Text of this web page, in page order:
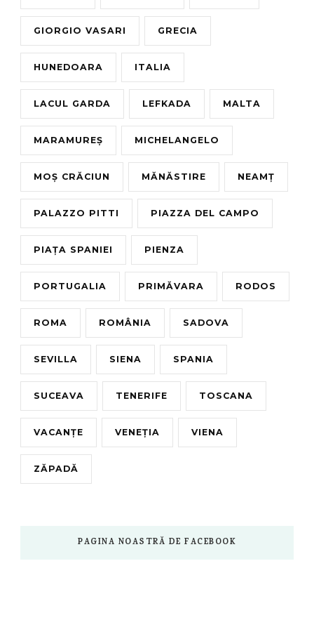
GIORGIO VASARI GRECIA
HUNEDOARA ITALIA
LACUL GARDA LEFKADA MALTA
MARAMUREȘ MICHELANGELO
MOȘ CRĂCIUN MĂNĂSTIRE NEAMȚ
PALAZZO PITTI PIAZZA DEL CAMPO
PIAȚA SPANIEI PIENZA
PORTUGALIA PRIMĂVARA RODOS
ROMA ROMÂNIA SADOVA
SEVILLA SIENA SPANIA
SUCEAVA TENERIFE TOSCANA
VACANȚE VENEȚIA VIENA
ZĂPADĂ
PAGINA NOASTRĂ DE FACEBOOK